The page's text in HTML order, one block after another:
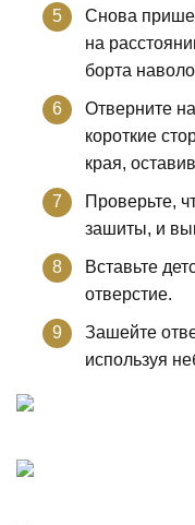
Снова
на
борта
Отверните
короткие
края,
Проверьте,
зашиты, и
Вставьте
отверстие.
Зашейте
используя